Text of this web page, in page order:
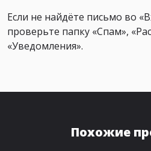
Если не найдёте письмо во
проверьте папку «Спам»,
«Уведомления».
Похожие